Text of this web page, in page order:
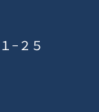
−２５